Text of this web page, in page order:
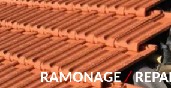
RAMONAGE/